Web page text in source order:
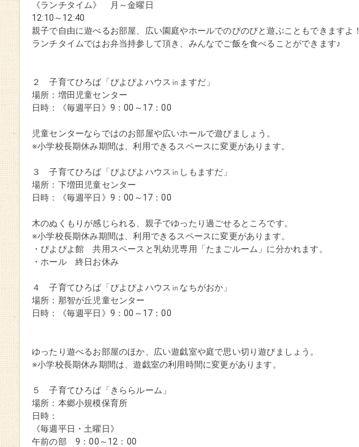
《ランチタイム》　月～金曜日
12:10～12:40
親子で自由に遊べるお部屋、広い園庭やホールでのびのびと遊ぶこともできますよ！
ランチタイムではお弁当持参して頂き、みんなでご飯を食べることができます♪
２　子育てひろば「ぴよぴよハウス㏌ますだ」
場所：増田児童センター
日時：《毎週平日》9：00～17：00
児童センターならではのお部屋や広いホールで遊びましょう。
※小学校長期休み期間は、利用できるスペースに変更があります。
３　子育てひろば「ぴよぴよハウス㏌しもますだ」
場所：下増田児童センター
日時：《毎週平日》9：00～17：00
木のぬくもりが感じられる、親子でゆったり過ごせるところです。
※小学校長期休み期間は、利用できるスペースに変更があります。
・ぴよぴよ館　共用スペースと乳幼児専用「たまごルーム」に分かれます。
・ホール　終日お休み
４　子育てひろば「ぴよぴよハウス㏌なちがおか」
場所：那智が丘児童センター
日時：《毎週平日》9：00～17：00
ゆったり遊べるお部屋のほか、広い遊戯室や庭で思い切り遊びましょう。
※小学校長期休み期間は、遊戯室の利用時間に変更があります。
５　子育てひろば「きららルーム」
場所：本郷小規模保育所
日時：
《毎週平日・土曜日》
午前の部　9：00～12：00